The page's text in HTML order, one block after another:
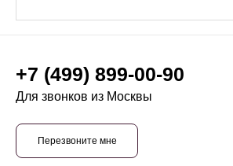
+7 (499) 899-00-90
Для звонков из Москвы
Перезвоните мне